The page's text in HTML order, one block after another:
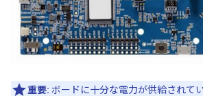
重要: ボードに十分な電力が供給されて